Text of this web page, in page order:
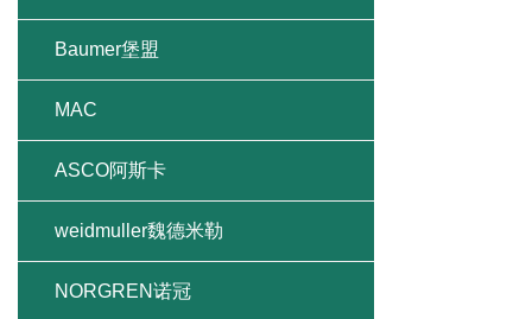
Baumer堡盟
MAC
ASCO阿斯卡
weidmuller魏德米勒
NORGREN诺冠